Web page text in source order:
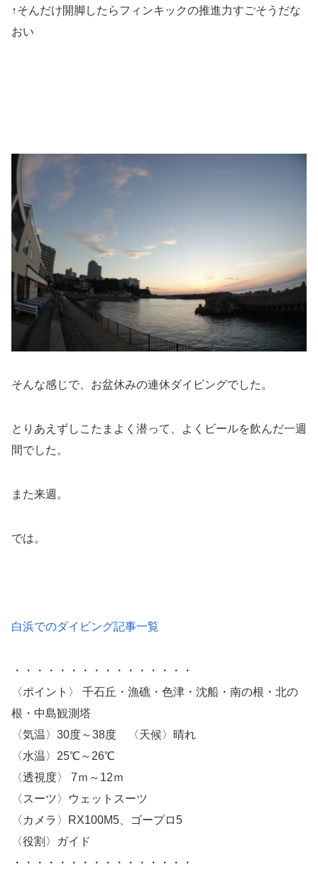
↑そんだけ開脚したらフィンキックの推進力すごそうだな
おい
そんな感じで、お盆休みの連休ダイビングでした。
とりあえずしこたまよく潜って、よくビールを飲んだ一週
間でした。
また来週。
では。
白浜でのダイビング記事一覧
・・・・・・・・・・・・・・・・
〈ポイント〉 千石丘・漁礁・色津・沈船・南の根・北の
根・中島観測塔
〈気温〉30度～38度 〈天候〉晴れ
〈水温〉25℃～26℃
〈透視度〉 7ｍ～12ｍ
〈スーツ〉ウェットスーツ
〈カメラ〉RX100M5、ゴープロ5
〈役割〉ガイド
・・・・・・・・・・・・・・・・